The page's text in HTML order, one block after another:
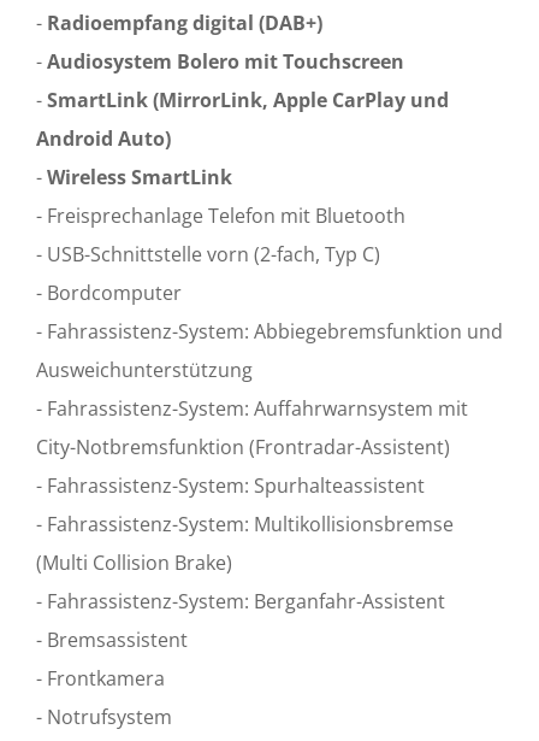
- Radioempfang digital (DAB+)
-Audiosystem Bolero mit Touchscreen
-SmartLink (MirrorLink, Apple CarPlay und
Android Auto)
-Wireless SmartLink
- Freisprechanlage Telefon mit Bluetooth
- USB-Schnittstelle vorn (2-fach, Typ C)
- Bordcomputer
- Fahrassistenz-System: Abbiegebremsfunktion und
Ausweichunterstützung
- Fahrassistenz-System: Auffahrwarnsystem mit
City-Notbremsfunktion (Frontradar-Assistent)
- Fahrassistenz-System: Spurhalteassistent
- Fahrassistenz-System: Multikollisionsbremse
(Multi Collision Brake)
- Fahrassistenz-System: Berganfahr-Assistent
- Bremsassistent
- Frontkamera
- Notrufsystem